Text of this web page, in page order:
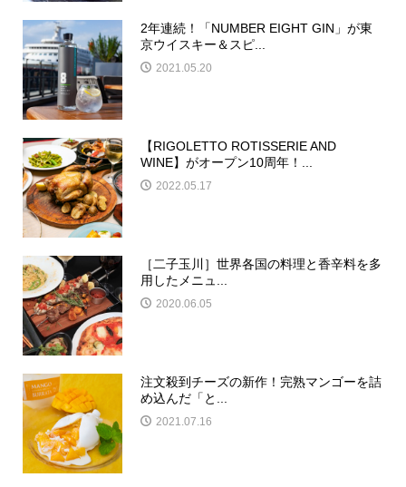
2年連続！「NUMBER EIGHT GIN」が東
京ウイスキー＆スピ...
2021.05.20
【RIGOLETTO ROTISSERIE AND
WINE】がオープン10周年！...
2022.05.17
［二子玉川］世界各国の料理と香辛料を多
用したメニュ...
2020.06.05
注文殺到チーズの新作！完熟マンゴーを詰
め込んだ「と...
2021.07.16